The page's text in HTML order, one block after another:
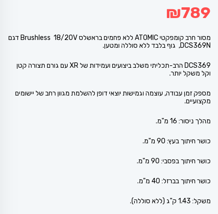
₪789
מסור חרב קומפקטי ATOMIC ללא פחמים בראשלס Brushless 18/20V דגם
DCS369N, גוף בלבד ללא סוללה ומטען.
DCS369 הרב-תכליתי משלב ביצועים ועמידות של XR עם גורם תצורה קטן
וקל משקל יותר.
מספק זמן עבודה, עוצמה וגמישות יוצאי דופן להשלמת מגוון רחב של יישומים
מקצועיים.
מהלך ניסור: 16 מ"מ.
כושר חיתוך בעץ: 90 מ"מ.
כושר חיתוך בפסבי: 90 מ"מ.
כושר חיתוך בברזל: 40 מ"מ.
משקל: 1.43 ק"ג (ללא סוללה).